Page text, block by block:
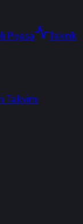
Piyasa
Teknik
Takvimi